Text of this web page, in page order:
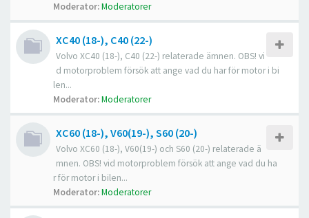
Moderator:Moderatorer
XC40 (18-), C40 (22-)
Volvo XC40 (18-), C40 (22-) relaterade ämnen. OBS! vi
d motorproblem försök att ange vad du har för motor i bi
len...
Moderator:Moderatorer
XC60 (18-), V60(19-), S60 (20-)
Volvo XC60 (18-), V60(19-) och S60 (20-) relaterade ä
mnen. OBS! vid motorproblem försök att ange vad du ha
r för motor i bilen...
Moderator:Moderatorer